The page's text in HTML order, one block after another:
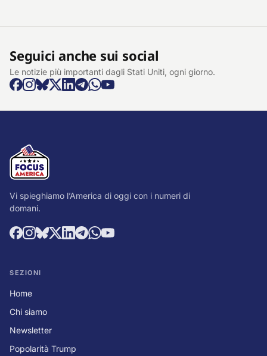
Seguici anche sui social
Le notizie più importanti dagli Stati Uniti, ogni giorno.
Vi spieghiamo l’America di oggi con i numeri di
domani.
SEZIONI
Home
Chi siamo
Newsletter
Popolarità Trump